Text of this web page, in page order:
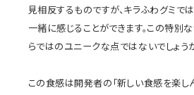
見相反するものですが、キラふわグミで
一緒に感じることができます。この特別
らではのユニークな点ではないでしょうか
この食感は開発者の「新しい食感を楽し